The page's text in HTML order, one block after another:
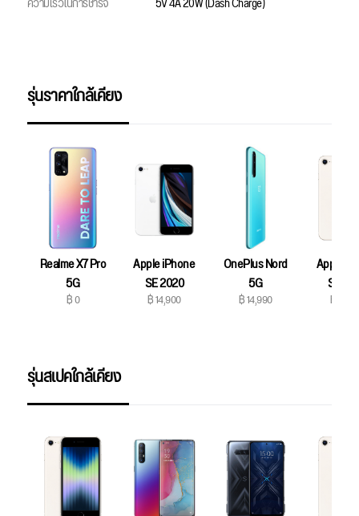
รุ่นราคาใกล้เคียง
Realme X7 Pro
5G
฿ 0
Apple iPhone
SE 2020
฿ 14,900
OnePlus Nord
5G
฿ 14,990
Apple
SE
฿
รุ่นสเปคใกล้เคียง